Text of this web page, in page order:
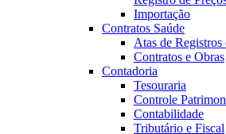
Importação
Contratos Saúde
Atas de Registros
Contratos e Obras
Contadoria
Tesouraria
Controle
Contabilidade
Tributário e Fiscal